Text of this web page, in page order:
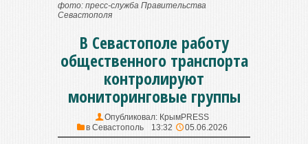
фото: пресс-служба Правительства
Севастополя
В Севастополе работу
общественного транспорта
контролируют
мониторинговые группы
Опубликовал: КрымPRESS
в Севастополь 13:32 05.06.2026